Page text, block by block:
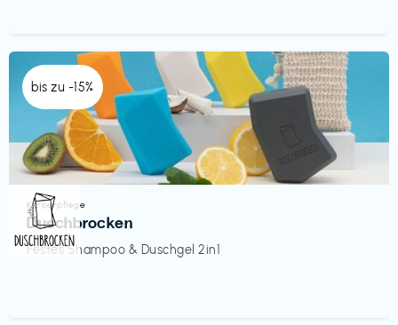
bis zu -15%
Körperpflege
Duschbrocken
Festes Shampoo & Duschgel 2in1
€‎